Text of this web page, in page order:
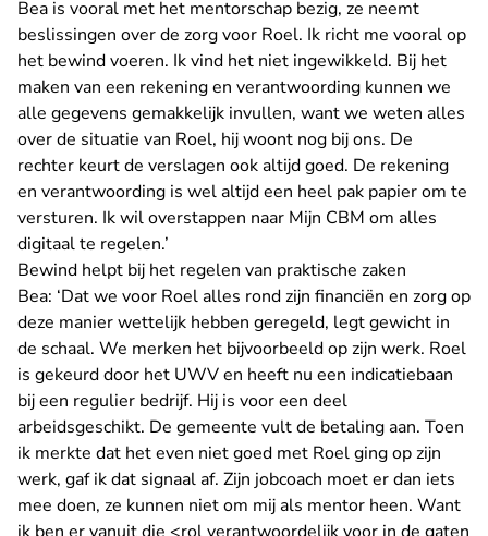
Bea is vooral met het mentorschap bezig, ze neemt
beslissingen over de zorg voor Roel. Ik richt me vooral op
het bewind voeren. Ik vind het niet ingewikkeld. Bij het
maken van een rekening en verantwoording kunnen we
alle gegevens gemakkelijk invullen, want we weten alles
over de situatie van Roel, hij woont nog bij ons. De
rechter keurt de verslagen ook altijd goed. De rekening
en verantwoording is wel altijd een heel pak papier om te
versturen. Ik wil overstappen naar Mijn CBM om alles
digitaal te regelen.’
Bewind helpt bij het regelen van praktische zaken
Bea: ‘Dat we voor Roel alles rond zijn financiën en zorg op
deze manier wettelijk hebben geregeld, legt gewicht in
de schaal. We merken het bijvoorbeeld op zijn werk. Roel
is gekeurd door het UWV en heeft nu een indicatiebaan
bij een regulier bedrijf. Hij is voor een deel
arbeidsgeschikt. De gemeente vult de betaling aan. Toen
ik merkte dat het even niet goed met Roel ging op zijn
werk, gaf ik dat signaal af. Zijn jobcoach moet er dan iets
mee doen, ze kunnen niet om mij als mentor heen. Want